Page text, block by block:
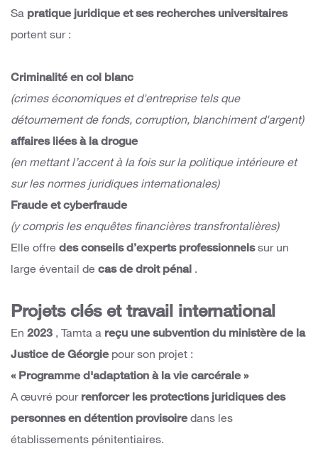
Sa pratique juridique et ses recherches universitaires
portent sur :
Criminalité en col blanc
(crimes économiques et d'entreprise tels que
détournement de fonds, corruption, blanchiment d'argent)
affaires liées à la drogue
(en mettant l’accent à la fois sur la politique intérieure et
sur les normes juridiques internationales)
Fraude et cyberfraude
(y compris les enquêtes financières transfrontalières)
Elle offre des conseils d’experts professionnelssur un
large éventail de cas de droit pénal .
Projets clés et travail international
En 2023 , Tamta a reçu une subvention du ministère de la
Justice de Géorgie pour son projet :
« Programme d'adaptation à la vie carcérale »
A œuvré pour renforcer les protections juridiques des
personnes en détention provisoire dans les
établissements pénitentiaires.